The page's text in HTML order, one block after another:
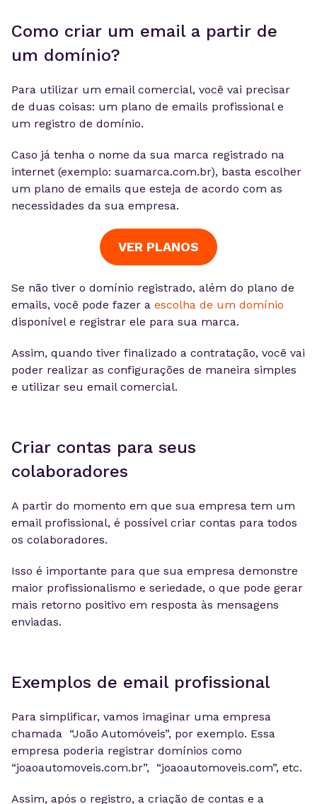
Como criar um email a partir de
um domínio?
Para utilizar um email comercial, você vai precisar
de duas coisas: um plano de emails profissional e
um registro de domínio.
Caso já tenha o nome da sua marca registrado na
internet (exemplo: suamarca.com.br), basta escolher
um plano de emails que esteja de acordo com as
necessidades da sua empresa.
VER PLANOS
Se não tiver o domínio registrado, além do plano de
emails, você pode fazer a escolha de um domínio
disponível e registrar ele para sua marca.
Assim, quando tiver finalizado a contratação, você vai
poder realizar as configurações de maneira simples
e utilizar seu email comercial.
Criar contas para seus
colaboradores
A partir do momento em que sua empresa tem um
email profissional, é possível criar contas para todos
os colaboradores.
Isso é importante para que sua empresa demonstre
maior profissionalismo e seriedade, o que pode gerar
mais retorno positivo em resposta às mensagens
enviadas.
Exemplos de email profissional
Para simplificar, vamos imaginar uma empresa
chamada “João Automóveis”, por exemplo. Essa
empresa poderia registrar domínios como
“joaoautomoveis.com.br”, “joaoautomoveis.com”, etc.
Assim, após o registro, a criação de contas e a